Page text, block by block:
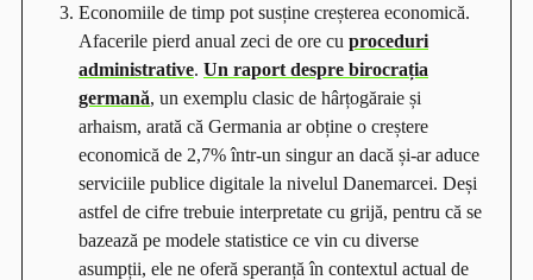
Economiile de timp pot susține creșterea economică.
Afacerile pierd anual zeci de ore cu proceduri
administrative. Un raport despre birocrația
germană, un exemplu clasic de hârțogăraie și
arhaism, arată că Germania ar obține o creștere
economică de 2,7% într-un singur an dacă și-ar aduce
serviciile publice digitale la nivelul Danemarcei. Deși
astfel de cifre trebuie interpretate cu grijă, pentru că se
bazează pe modele statistice ce vin cu diverse
asumpții, ele ne oferă speranță în contextul actual de